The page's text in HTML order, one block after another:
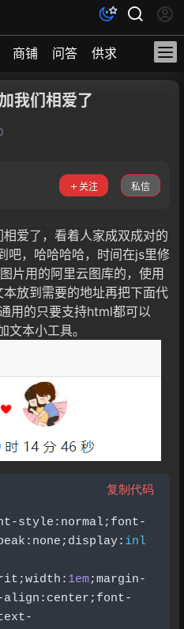
商铺 问答 供求
我们相爱了
关注 私信
爱了，看着人家成双成对的
吧，哈哈哈哈，时间在js里修
片用的阿里云图库的，使用
放到需要的地址再把下面代
用的只要支持html都可以
本小工具。
复制代码
-style : normal; font-
: none ; display: inl
;width : 1em;margin-
align : center ; font-
-